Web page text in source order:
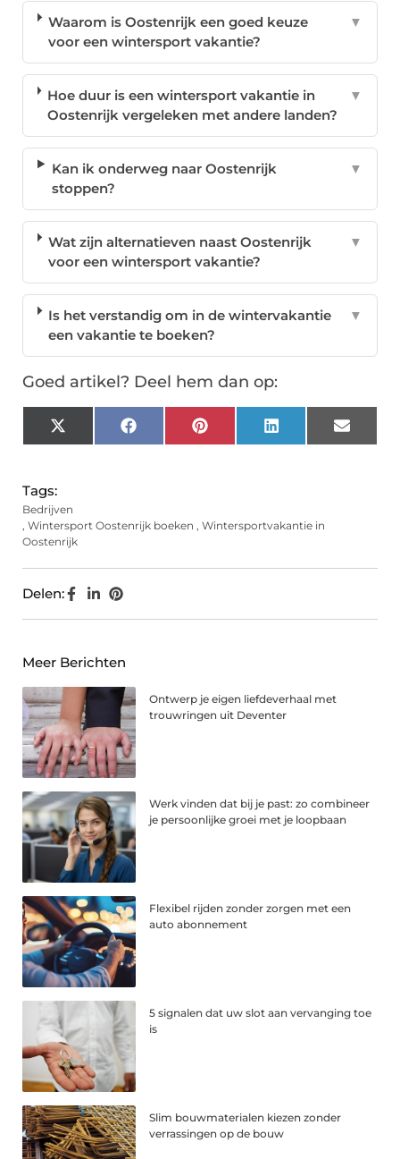
Waarom is Oostenrijk een goed keuze
voor een wintersport vakantie?
▼
Hoe duur is een wintersport vakantie in
Oostenrijk vergeleken met andere landen?
▼
Kan ik onderweg naar Oostenrijk
stoppen?
▼
Wat zijn alternatieven naast Oostenrijk
voor een wintersport vakantie?
▼
Is het verstandig om in de wintervakantie
een vakantie te boeken?
▼
Goed artikel? Deel hem dan op:
X
(Twitter)
FacebookPinterest LinkedIn Email
Tags:
Bedrijven
, Wintersport Oostenrijk boeken , Wintersportvakantie in
Oostenrijk
Delen:
Meer Berichten
Ontwerp je eigen liefdeverhaal met
trouwringen uit Deventer
Werk vinden dat bij je past: zo combineer
je persoonlijke groei met je loopbaan
Flexibel rijden zonder zorgen met een
auto abonnement
5 signalen dat uw slot aan vervanging toe
is
Slim bouwmaterialen kiezen zonder
verrassingen op de bouw